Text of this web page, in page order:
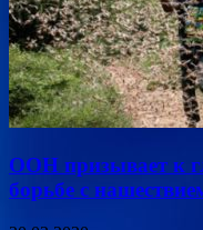
ООН призывает к
борьбе с